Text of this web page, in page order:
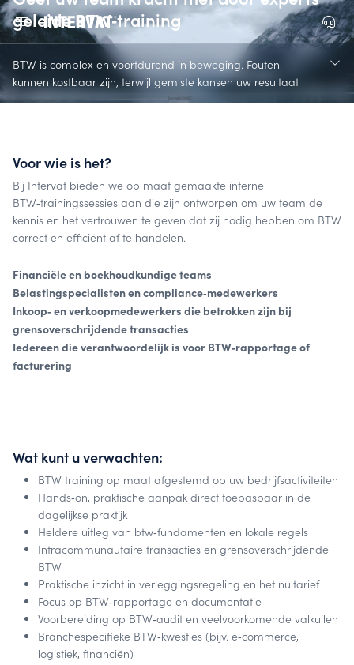
geleide BTW‑training
BTW is complex en voortdurend in beweging. Fouten
kunnen kostbaar zijn, terwijl gemiste kansen uw resultaat
kunnen beïnvloeden.
Voor wie is het?
Bij Intervat bieden we op maat gemaakte interne
BTW‑trainingssessies aan die zijn ontworpen om uw team de
kennis en het vertrouwen te geven dat zij nodig hebben om BTW
correct en efficiënt af te handelen.
Financiële en boekhoudkundige teams
Belastingspecialisten en compliance‑medewerkers
Inkoop‑ en verkoopmedewerkers die betrokken zijn bij
grensoverschrijdende transacties
Iedereen die verantwoordelijk is voor BTW‑rapportage of
facturering
Wat kunt u verwachten:
BTW training op maat afgestemd op uw bedrijfsactiviteiten
Hands‑on, praktische aanpak direct toepasbaar in de
dagelijkse praktijk
Heldere uitleg van btw‑fundamenten en lokale regels
Intracommunautaire transacties en grensoverschrijdende
BTW
Praktische inzicht in verleggingsregeling en het nultarief
Focus op BTW‑rapportage en documentatie
Voorbereiding op BTW‑audit en veelvoorkomende valkuilen
Branchespecifieke BTW‑kwesties (bijv. e‑commerce,
logistiek, financiën)